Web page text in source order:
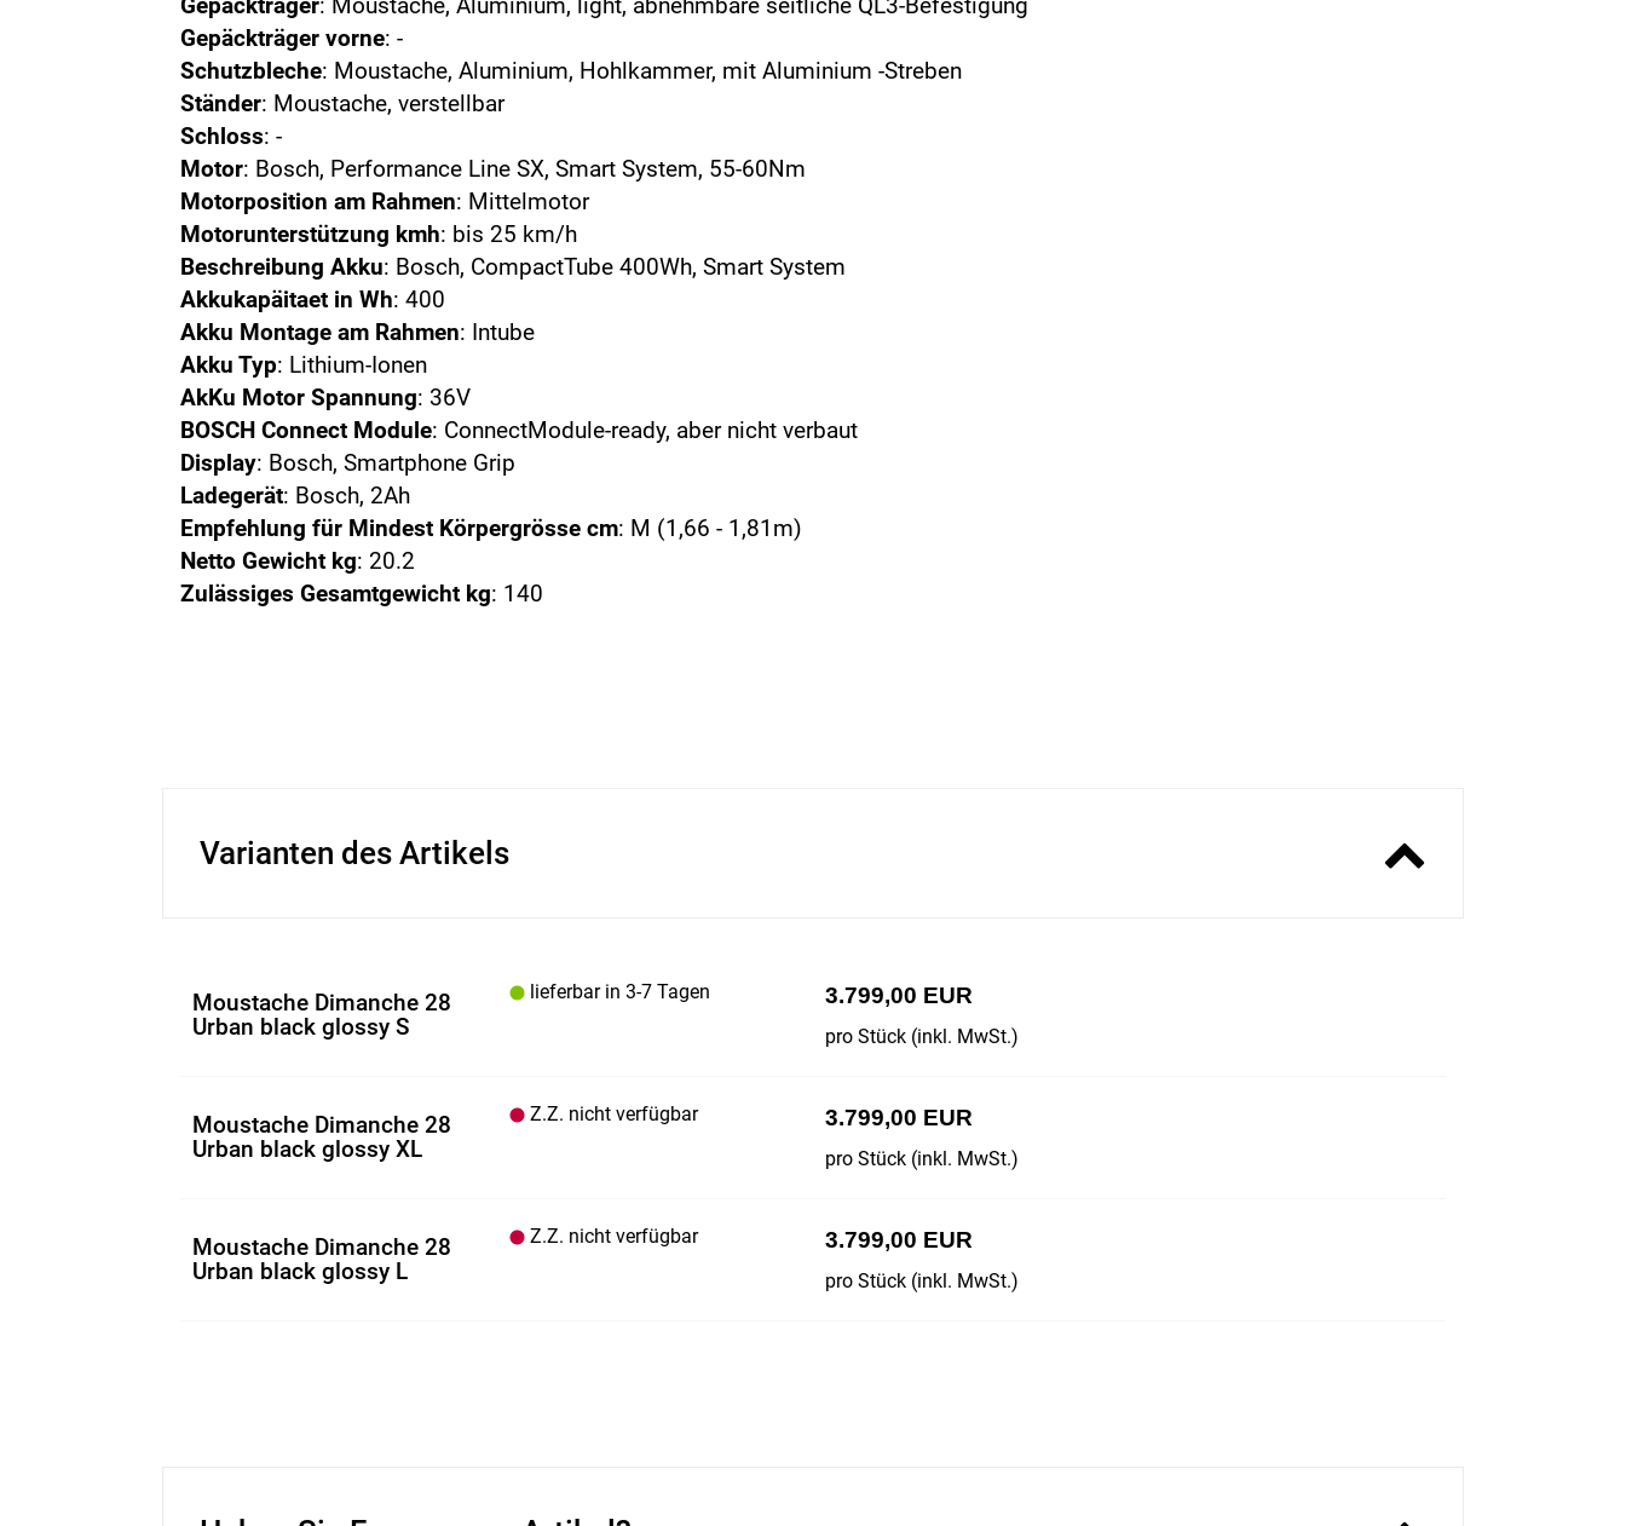
Gepäckträger vorne: -
Schutzbleche: Moustache, Aluminium, Hohlkammer, mit Aluminium -Streben
Ständer: Moustache, verstellbar
Schloss: -
Motor: Bosch, Performance Line SX, Smart System, 55-60Nm
Motorposition am Rahmen: Mittelmotor
Motorunterstützung kmh: bis 25 km/h
Beschreibung Akku: Bosch, CompactTube 400Wh, Smart System
Akkukapäitaet in Wh: 400
Akku Montage am Rahmen: Intube
Akku Typ: Lithium-Ionen
AkKu Motor Spannung: 36V
BOSCH Connect Module: ConnectModule-ready, aber nicht verbaut
Display: Bosch, Smartphone Grip
Ladegerät: Bosch, 2Ah
Empfehlung für Mindest Körpergrösse cm: M (1,66 - 1,81m)
Netto Gewicht kg: 20.2
Zulässiges Gesamtgewicht kg: 140
Varianten des Artikels
Moustache Dimanche 28
Urban black glossy S
lieferbar in 3-7 Tagen 3.799,00 EUR
pro Stück (inkl. MwSt.)
Moustache Dimanche 28
Urban black glossy XL
Z.Z. nicht verfügbar 3.799,00 EUR
pro Stück (inkl. MwSt.)
Moustache Dimanche 28
Urban black glossy L
Z.Z. nicht verfügbar 3.799,00 EUR
pro Stück (inkl. MwSt.)